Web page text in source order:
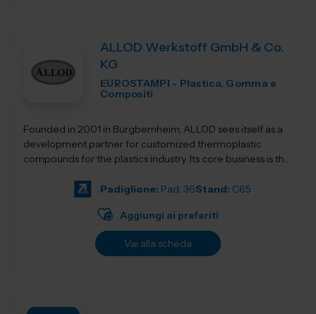
ALLOD Werkstoff GmbH & Co.
KG
EUROSTAMPI - Plastica, Gomma e
Compositi
Founded in 2001 in Burgbernheim, ALLOD sees itself as a
development partner for customized thermoplastic
compounds for the plastics industry. Its core business is the
Padiglione: Pad. 36Stand: C65
Aggiungi ai preferiti
Vai alla scheda